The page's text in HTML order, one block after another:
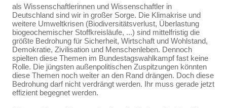
als Wissenschaftlerinnen und Wissenschaftler in
Deutschland sind wir in großer Sorge. Die Klima­krise und
weitere Umweltkrisen (Biodiversitätsverlust, Überlastung
biogeochemischer Stoffkreisläu­fe, ...) sind mittelfristig die
größte Bedrohung für Sicherheit, Wirtschaft und Wohlstand,
Demokratie, Zivilisation und Menschenleben. Dennoch
spielten diese Themen im Bundestagswahlkampf fast keine
Rolle. Die jüngsten außenpolitischen Zuspitzungen könnten
diese Themen noch weiter an den Rand drängen. Doch diese
Bedrohung darf nicht verdrängt werden. Ihr muss gerade jetzt
effi­zient begegnet werden.